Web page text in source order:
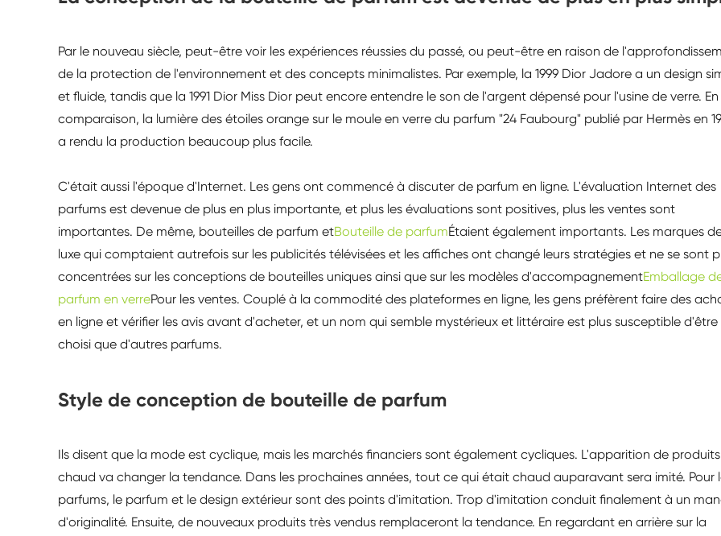
Par le nouveau siècle, peut-être voir les expériences réussies du passé, ou peut-être en raison de
de la protection de l'environnement et des concepts minimalistes. Par exemple, la 1999 Dior Jadore a un design
et fluide, tandis que la 1991 Dior Miss Dior peut encore entendre le son de l'argent dépensé pour l'usine de verre. En
comparaison, la lumière des étoiles orange sur le moule en verre du parfum "24 Faubourg" publié par Hermès en
a rendu la production beaucoup plus facile.
C'était aussi l'époque d'Internet. Les gens ont commencé à discuter de parfum en ligne. L'évaluation Internet des
parfums est devenue de plus en plus importante, et plus les évaluations sont positives, plus les ventes sont
importantes. De même, bouteilles de parfum etBouteille de parfumÉtaient également importants. Les marques
luxe qui comptaient autrefois sur les publicités télévisées et les affiches ont changé leurs stratégies et ne se sont
concentrées sur les conceptions de bouteilles uniques ainsi que sur les modèles d'accompagnementEmballage
parfum en verrePour les ventes. Couplé à la commodité des plateformes en ligne, les gens préfèrent faire des
en ligne et vérifier les avis avant d'acheter, et un nom qui semble mystérieux et littéraire est plus susceptible d'être
choisi que d'autres parfums.
Style de conception de bouteille de parfum
Ils disent que la mode est cyclique, mais les marchés financiers sont également cycliques. L'apparition de
chaud va changer la tendance. Dans les prochaines années, tout ce qui était chaud auparavant sera imité. Pour
parfums, le parfum et le design extérieur sont des points d'imitation. Trop d'imitation conduit finalement à un
d'originalité. Ensuite, de nouveaux produits très vendus remplaceront la tendance. En regardant en arrière sur la